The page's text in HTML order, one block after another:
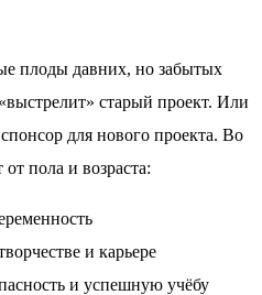
плоды давних, но забытых
старый проект. Или
для нового проекта. Во
пола и возраста:
и карьере
и успешную учёбу